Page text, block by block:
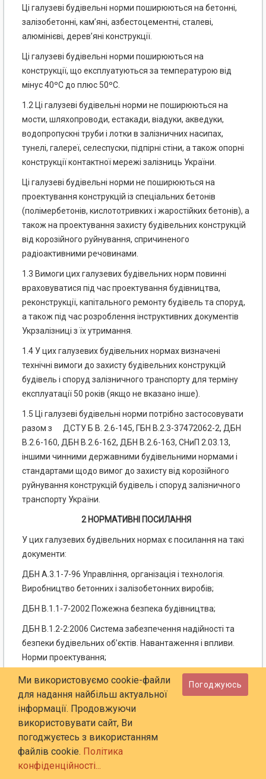
Ці галузеві будівельні норми поширюються на бетонні,
залізобетонні, кам’яні, азбестоцементні, сталеві,
алюмінієві, дерев’яні конструкції.
Ці галузеві будівельні норми поширюються на
конструкції, що експлуатуються за температурою від
мінус 40ºС до плюс 50ºС.
1.2 Ці галузеві будівельні норми не поширюються на
мости, шляхопроводи, естакади, віадуки, акведуки,
водопропускні труби і лотки в залізничних насипах,
тунелі, галереї, селеспуски, підпірні стіни, а також опорні
конструкції контактної мережі залізниць України.
Ці галузеві будівельні норми не поширюються на
проектування конструкцій із спеціальних бетонів
(полімербетонів, кислототривких і жаростійких бетонів), а
також на проектування захисту будівельних конструкцій
від корозійного руйнування, спричиненого
радіоактивними речовинами.
1.3 Вимоги цих галузевих будівельних норм повинні
враховуватися під час проектування будівництва,
реконструкції, капітального ремонту будівель та споруд,
а також під час розроблення інструктивних документів
Укрзалізниці з їх утримання.
1.4 У цих галузевих будівельних нормах визначені
технічні вимоги до захисту будівельних конструкцій
будівель і споруд залізничного транспорту для терміну
експлуатації 50 років (якщо не вказано інше).
1.5 Ці галузеві будівельні норми потрібно застосовувати
разом з ДСТУ Б В. 2.6-145, ГБН В.2.3-37472062-2, ДБН
В.2.6-160, ДБН В.2.6-162, ДБН В.2.6-163, СНиП 2.03.13,
іншими чинними державними будівельними нормами і
стандартами щодо вимог до захисту від корозійного
руйнування конструкцій будівель і споруд залізничного
транспорту України.
2 НОРМАТИВНІ ПОСИЛАННЯ
У цих галузевих будівельних нормах є посилання на такі
документи:
ДБН А.3.1-7-96 Управління, організація і технологія.
Виробництво бетонних і залізобетонних виробів;
ДБН В.1.1-7-2002 Пожежна безпека будівництва;
ДБН В.1.2-2:2006 Система забезпечення надійності та
безпеки будівельних об’єктів. Навантаження і впливи.
Норми проектування;
ДБН В.2.6-31:2006 Конструкції будівель і споруд. Теплова
ізоляція будівель;
ДБН В.2.6-98:2009 Конструкції будинків і споруд. Бетонні
та залізобетонні конструкції. Основні положення;
ДБН В.2.6-160:2010 Конструкції будинків і споруд.
Сталезалізобетонні конструкції. Основні положення;
Ми використовуємо cookie-файли
для надання найбільш актуальної
інформації. Продовжуючи
використовувати сайт, Ви
погоджуєтесь з використанням
файлів cookie. Політика
конфіденційності...
Погоджуюсь